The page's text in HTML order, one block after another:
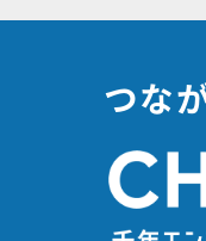
つな